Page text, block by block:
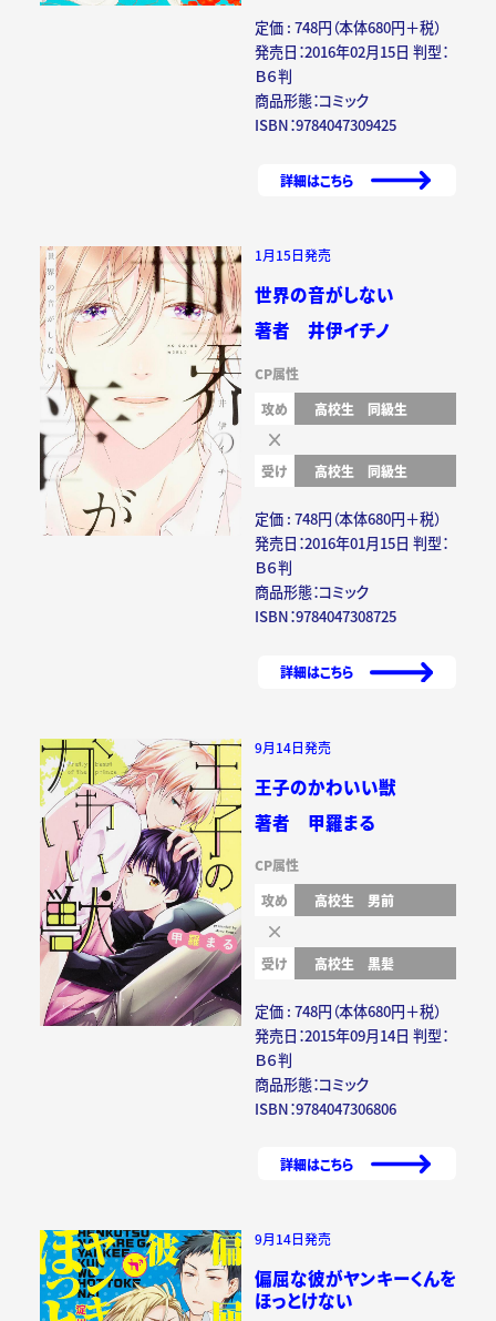
定価 : 748円（本体680円＋税）
発売日：2016年02月15日 判型：
Ｂ６判
商品形態：コミック
ISBN：9784047309425
詳細はこちら
1月15日発売
世界の音がしない
著者 井伊イチノ
CP属性
攻め
高校生 同級生
受け 高校生 同級生
定価 : 748円（本体680円＋税）
発売日：2016年01月15日 判型：
Ｂ６判
商品形態：コミック
ISBN：9784047308725
詳細はこちら
9月14日発売
王子のかわいい獣
著者 甲羅まる
CP属性
攻め
高校生 男前
受け 高校生 黒髪
定価 : 748円（本体680円＋税）
発売日：2015年09月14日 判型：
Ｂ６判
商品形態：コミック
ISBN：9784047306806
詳細はこちら
9月14日発売
偏屈な彼がヤンキーくんを
ほっとけない